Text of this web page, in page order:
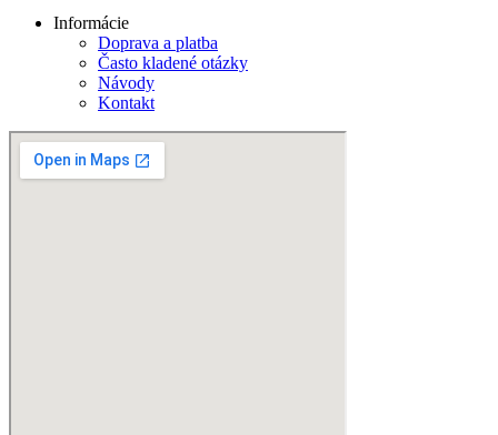
Informácie
Doprava a platba
Často kladené otázky
Návody
Kontakt